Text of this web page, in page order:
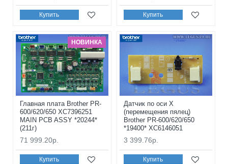
Купить Купить
НОВИНКА
Главная плата Brother PR-
600/620/650 XC7396251
MAIN PCB ASSY *20244*
(211г)
71 999.20р.
Купить
Датчик по оси Х
(перемещения пялец)
Brother PR-600/620/650
*19400* XC6146051
3 399.76р.
Купить